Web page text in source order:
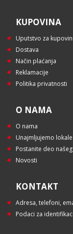
KUPOVINA
Uputstvo za
Dostava
Način plaćanja
Reklamacije
Politika privatnosti
O NAMA
O nama
Unajmljujemo lokale
Postanite deo
Novosti
KONTAKT
Adresa, telefoni,
Podaci za